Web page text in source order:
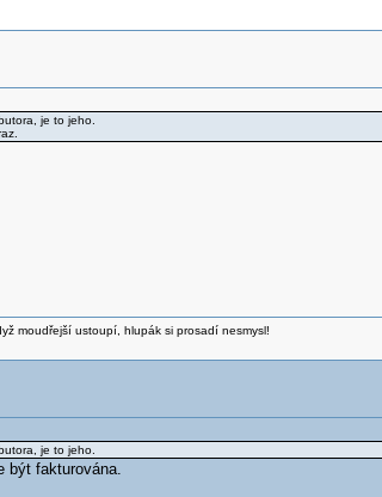
je to jeho.
moudřejší ustoupí, hlupák si prosadí nesmysl!
je to jeho.
být fakturována.